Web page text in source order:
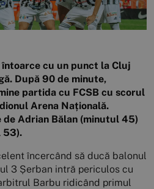
cu un punct la Cluj
După 90 de minute,
partida cu FCSB cu scorul
Arena Națională.
Adrian Bălan (minutul 45)
53).
încercând să ducă balonul
3 Șerban intră periculos cu
Barbu ridicând primul